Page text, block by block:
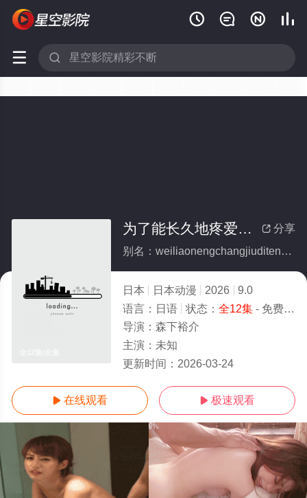
   
 
 分享
为了能长久地疼爱我最喜欢的义兄，我要健康长寿！(全集)
别名：weiliaonengchangjiuditengaiwozuixihuandeyixiongwoyaojiankangchangshou
日本 日本动漫 2026
9.0
语言： 日语 状态： 全12集- 免费在线观看
导演： 森下裕介
主演： 未知
更新时间： 2026-03-24
 在线观看  极速观看